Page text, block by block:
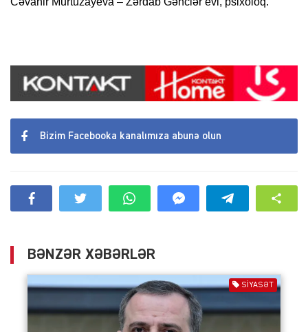
Bizim Facebooka kanalımıza abunə olun
BƏNZƏR XƏBƏRLƏR
SIYASƏT